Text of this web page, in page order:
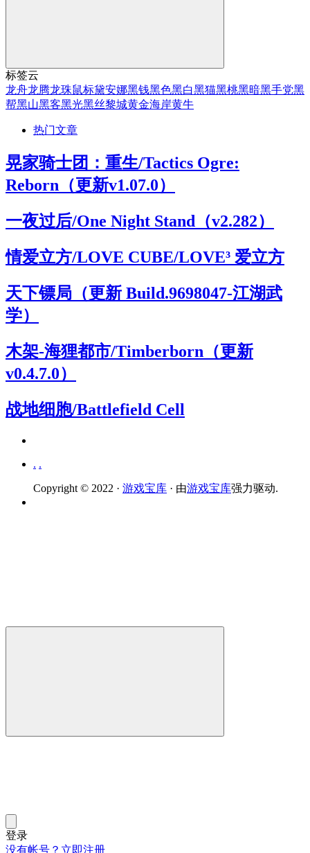
标签云
龙舟龙腾龙珠鼠标黛安娜黑钱黑色黑白黑猫黑桃黑暗黑手党黑
帮黑山黑客黑光黑丝黎城黄金海岸黄牛
热门文章
晃家骑士团：重生/Tactics Ogre:
Reborn（更新v1.07.0）
一夜过后/One Night Stand（v2.282）
情爱立方/LOVE CUBE/LOVE³ 爱立方
天下镖局（更新 Build.9698047-江湖武
学）
木架-海狸都市/Timberborn（更新
v0.4.7.0）
战地细胞/Battlefield Cell
. .
Copyright © 2022 · 游戏宝库 · 由游戏宝库强力驱动.
登录
没有帐号？立即注册